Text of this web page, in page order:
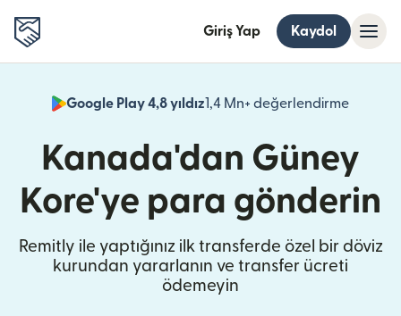
Giriş Yap Kaydol
Google Play 4,8 yıldız1,4 Mn+ değerlendirme
Kanada'dan Güney
Kore'ye para gönderin
Remitly ile yaptığınız ilk transferde özel bir döviz
kurundan yararlanın ve transfer ücreti
ödemeyin